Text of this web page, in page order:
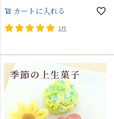
カートに入れる
1件